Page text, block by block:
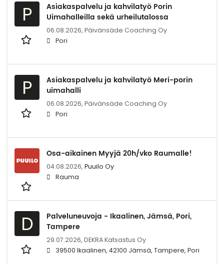
P
Asiakaspalvelu ja kahvilatyö Porin
Uimahalleilla sekä urheilutalossa
06.08.2026, Päivänsäde Coaching Oy
Pori
P
Asiakaspalvelu ja kahvilatyö Meri-porin
uimahalli
06.08.2026, Päivänsäde Coaching Oy
Pori
Osa-aikainen Myyjä 20h/vko Raumalle!
04.08.2026, Puuilo Oy
Rauma
D
Palveluneuvoja - Ikaalinen, Jämsä, Pori,
Tampere
29.07.2026, DEKRA Katsastus Oy
39500 Ikaalinen, 42100 Jämsä, Tampere, Pori